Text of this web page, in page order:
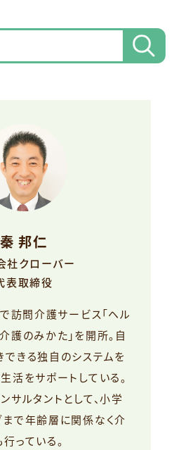
秦 邦仁
社クローバー
表取締役
訪問介護サービス「ヘル
護のみかた」を開所。自
きる独自のシステムを
活をサポートしている。
サルタントとして、小学
で年齢層に関係なく介
っている。